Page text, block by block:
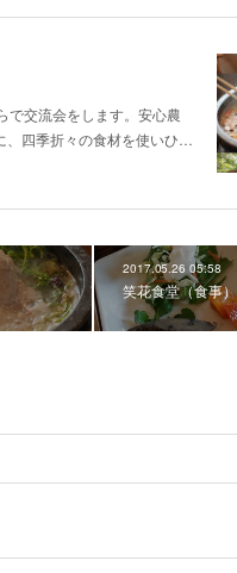
で交流会をします。安心農
、四季折々の食材を使いひ…
2017.05.26 05:58
笑花食堂（食事）